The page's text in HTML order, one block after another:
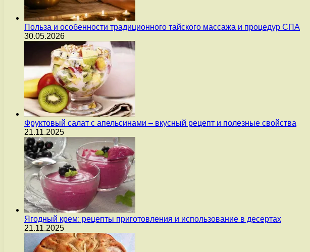
Польза и особенности традиционного тайского массажа и процедур СПА
30.05.2026
Фруктовый салат с апельсинами – вкусный рецепт и полезные свойства
21.11.2025
Ягодный крем: рецепты приготовления и использование в десертах
21.11.2025